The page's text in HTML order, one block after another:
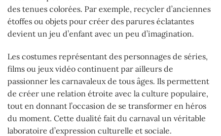
des tenues colorées. Par exemple, recycler d’anciennes
étoffes ou objets pour créer des parures éclatantes
devient un jeu d’enfant avec un peu d’imagination.
Les costumes représentant des personnages de séries,
films ou jeux vidéo continuent par ailleurs de
passionner les carnavaleux de tous âges. Ils permettent
de créer une relation étroite avec la culture populaire,
tout en donnant l’occasion de se transformer en héros
du moment. Cette dualité fait du carnaval un véritable
laboratoire d’expression culturelle et sociale.